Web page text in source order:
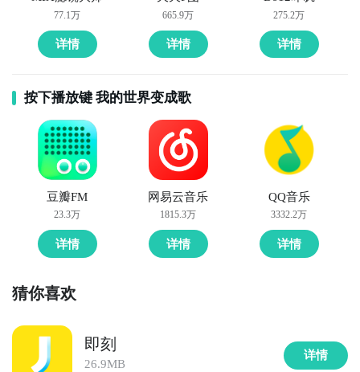
77.1万
详情
665.9万
详情
275.2万
详情
按下播放键 我的世界变成歌
豆瓣FM
23.3万
详情
网易云音乐
1815.3万
详情
QQ音乐
3332.2万
详情
猜你喜欢
即刻
26.9MB
详情